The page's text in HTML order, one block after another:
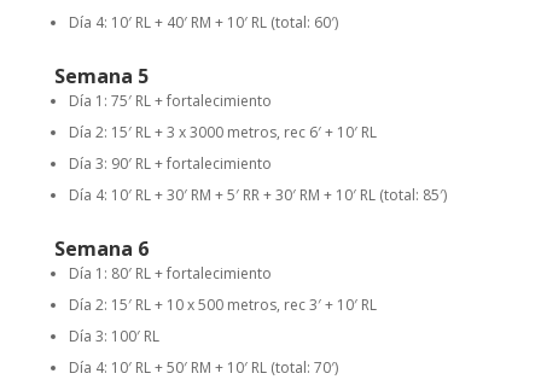
Día 4: 10′ RL + 40′ RM + 10′ RL (total: 60′)
Semana 5
Día 1: 75′ RL + fortalecimiento
Día 2: 15′ RL + 3 x 3000 metros, rec 6′ + 10′ RL
Día 3: 90′ RL + fortalecimiento
Día 4: 10′ RL + 30′ RM + 5′ RR + 30′ RM + 10′ RL (total: 85′)
Semana 6
Día 1: 80′ RL + fortalecimiento
Día 2: 15′ RL + 10 x 500 metros, rec 3′ + 10′ RL
Día 3: 100′ RL
Día 4: 10′ RL + 50′ RM + 10′ RL (total: 70′)